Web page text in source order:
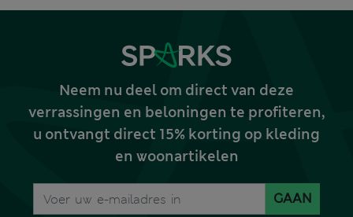
Neem nu deel om direct van deze
verrassingen en beloningen te profiteren,
u ontvangt direct 15% korting op kleding
en woonartikelen
GAAN